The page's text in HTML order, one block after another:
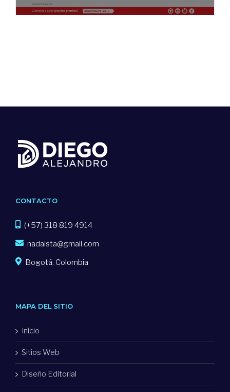
CONTACTO
(+57) 318 819 4914
nadaista@gmail.com
Bogotá, Colombia
MAPA DEL SITIO
Inicio
Sitios Web
Diseño Editorial